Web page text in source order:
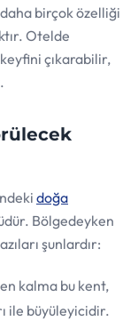
birçok özelliği
Otelde
çıkarabilir,
doğa
Bölgedeyken
şunlardır:
kalma bu kent,
ile büyüleyicidir.